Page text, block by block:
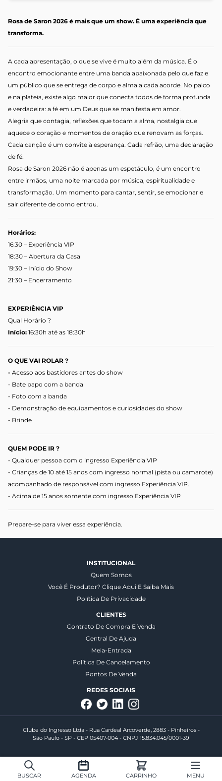
BUSCAR AGENDA CARRINHO MENU
Rosa de Saron 2026 é mais que um show. É uma experiência que
transforma.
A cada apresentação, o que se vive é muito além da música. É o
encontro emocionante entre uma banda apaixonada pelo que faz e
um público que se entrega de corpo e alma a cada acorde. No palco
e na plateia, existe algo maior que conecta todos de forma profunda
e verdadeira: a fé em um Deus que se manifesta em amor.
Alegria que contagia, reflexões que tocam a alma, nostalgia que
aquece o coração e momentos de oração que renovam as forças.
Cada canção é um convite à esperança. Cada refrão, uma declaração
de fé.
Rosa de Saron 2026 não é apenas um espetáculo, é um encontro
entre irmãos, uma noite marcada por música, espiritualidade e
transformação. Um momento para cantar, sentir, se emocionar e
sair diferente de como entrou.
Horários:
16:30 – Experiência VIP
18:30 – Abertura da Casa
19:30 – Início do Show
21:30 – Encerramento
EXPERIÊNCIA VIP
Qual Horário ?
Início: 16:30h até as 18:30h
O QUE VAI ROLAR ?
- Acesso aos bastidores antes do show
- Bate papo com a banda
- Foto com a banda
- Demonstração de equipamentos e curiosidades do show
- Brinde
QUEM PODE IR ?
- Qualquer pessoa com o ingresso Experiência VIP
- Crianças de 10 até 15 anos com ingresso normal (pista ou camarote)
acompanhado de responsável com ingresso Experiência VIP.
- Acima de 15 anos somente com ingresso Experiência VIP
Prepare-se para viver essa experiência.
INSTITUCIONAL
Quem Somos
Você É Produtor? Clique Aqui E Saiba Mais
Política De Privacidade
CLIENTES
Contrato De Compra E Venda
Central De Ajuda
Meia-Entrada
Política De Cancelamento
Pontos De Venda
REDES SOCIAIS
Clube do Ingresso Ltda - Rua Cardeal Arcoverde, 2883 - Pinheiros -
São Paulo - SP - CEP 05407-004 - CNPJ 15.834.045/0001-39